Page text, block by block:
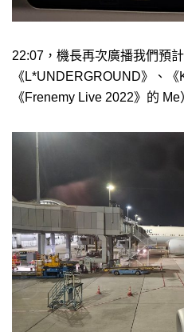
22:07，機長再次廣播我們預
《L*UNDERGROUND》、
《Frenemy Live 2022》的 Me